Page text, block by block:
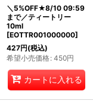
＼5%OFF★8/10 09:59
まで／ティートリー
10ml
[EOTTR001000000]
427円(税込)
希望小売価格: 450円
カートに入れる